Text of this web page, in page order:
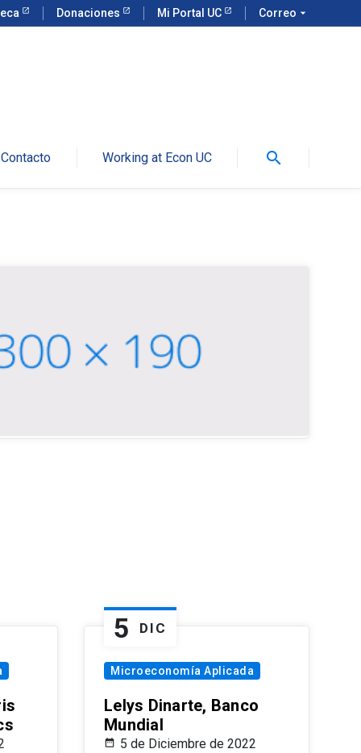
Donaciones Mi Portal UC Correo arrow_drop_down
Contacto Working at Econ UC search
5 DIC
Microeconomía Aplicada
Lelys Dinarte, Banco
Mundial
5 de Diciembre de 2022